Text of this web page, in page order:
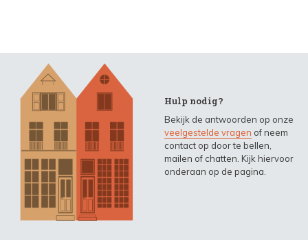
Hulp nodig?
Bekijk de antwoorden op onze
veelgestelde vragen of neem
contact op door te bellen,
mailen of chatten. Kijk hiervoor
onderaan op de pagina.